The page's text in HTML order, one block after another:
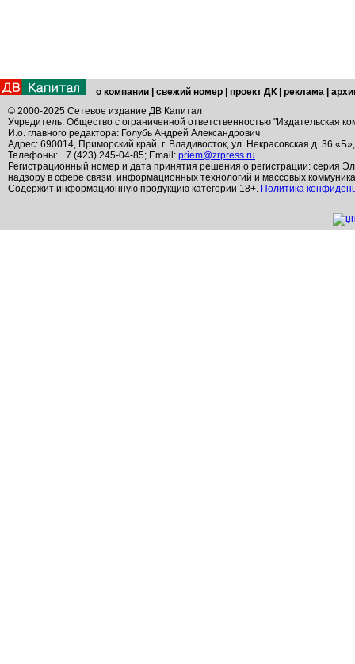
о компании свежий номер проект ДК реклама
© 2000-2025 Сетевое издание ДВ Капитал
Учредитель: Общество с ограниченной ответственностью "Издательская
И.о. главного редактора: Голубь Андрей Александрович
Адрес: 690014, Приморский край, г. Владивосток, ул. Некрасовская д. 36
Телефоны: +7 (423) 245-04-85; Email: priem@zrpress.ru
Регистрационный номер и дата принятия решения о регистрации: серия
надзору в сфере связи, информационных технологий и массовых
Содержит информационную продукцию категории 18+. Политика